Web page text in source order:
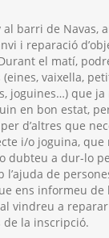
al barri de Navas,
i reparació
el matí,
vaixella,
joguines…) que ja
en bon estat,
d’altres que
i/o joguina, que
dubteu a dur-lo
l’ajuda de
ens informeu de
vindreu a reparar
de la inscripció.